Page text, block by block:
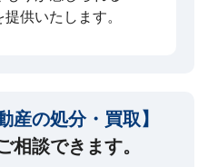
供いたします。
産の処分・買取】
相談できます。